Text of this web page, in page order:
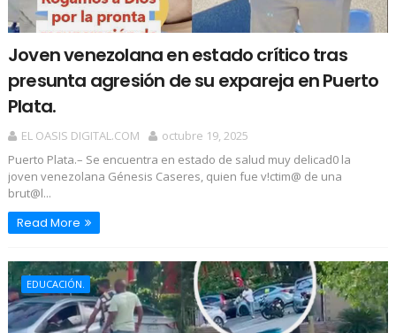
Joven venezolana en estado crítico tras
presunta agresión de su expareja en Puerto
Plata.
EL OASIS DIGITAL.COM
octubre 19, 2025
Puerto Plata.– Se encuentra en estado de salud muy delicad0 la
joven venezolana Génesis Caseres, quien fue v!ctim@ de una
brut@l...
Read More
EDUCACIÓN.